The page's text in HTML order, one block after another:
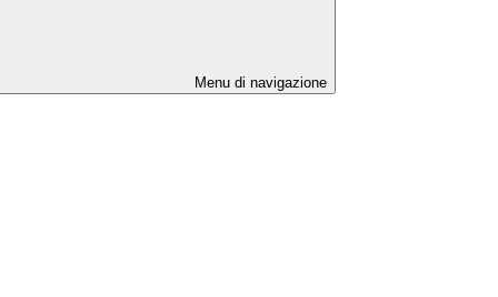
Menu di navigazione